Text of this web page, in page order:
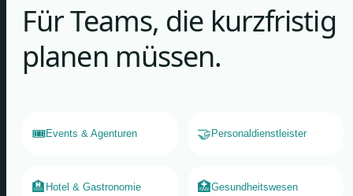
Für Teams, die kurzfristig
planen müssen.
🎟️Events & Agenturen 🤝 Personaldienstleister
🏨 Hotel & Gastronomie 🏥Gesundheitswesen